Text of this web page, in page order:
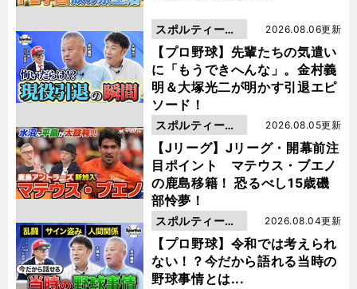
【プロ野球】先輩たちの気遣い
に「もうできへんな」。金村義
明＆大塚光二が明かす引退エピ
ソード！
2026.08.06更新
スポルティーバ
動画
【Jリーグ】Jリーグ・開幕前注
目ポイント マテウス・ブエノ
の鹿島移籍！ 恐るべし15歳磯
部怜夢！
2026.08.05更新
スポルティーバ
動画
【プロ野球】令和では考えられ
ない！？今だから語れる当時の
野球事情とは...
2026.08.04更新
スポルティーバ
動画